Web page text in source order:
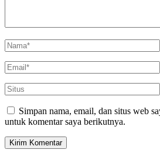
Simpan nama, email, dan situs web
untuk komentar saya berikutnya.